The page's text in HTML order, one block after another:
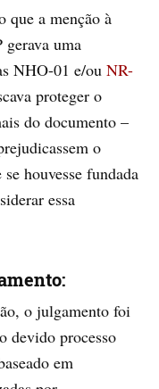
a menção à
uma
NHO-01 e/ou NR-
proteger o
do documento –
o
houvesse fundada
essa
o julgamento foi
devido processo
em